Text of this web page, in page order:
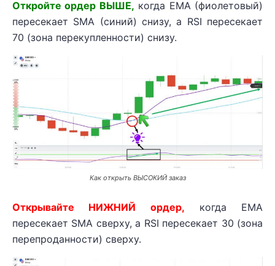
Откройте ордер ВЫШЕ, когда EMA (фиолетовый)
пересекает SMA (синий) снизу, а RSI пересекает
70 (зона перекупленности) снизу.
Как открыть ВЫСОКИЙ заказ
Открывайте НИЖНИЙ ордер, когда EMA
пересекает SMA сверху, а RSI пересекает 30 (зона
перепроданности) сверху.